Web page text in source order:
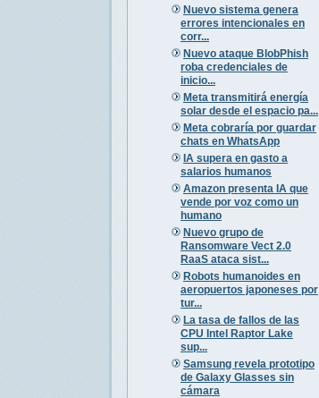
Nuevo sistema genera
errores intencionales en
corr...
Nuevo ataque BlobPhish
roba credenciales de
inicio...
Meta transmitirá energía
solar desde el espacio pa...
Meta cobraría por guardar
chats en WhatsApp
IA supera en gasto a
salarios humanos
Amazon presenta IA que
vende por voz como un
humano
Nuevo grupo de
Ransomware Vect 2.0
RaaS ataca sist...
Robots humanoides en
aeropuertos japoneses por
tur...
La tasa de fallos de las
CPU Intel Raptor Lake
sup...
Samsung revela prototipo
de Galaxy Glasses sin
cámara